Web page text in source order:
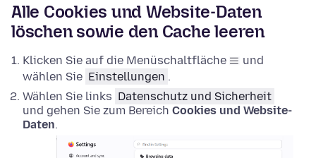
Alle Cookies und Website-Daten
löschen sowie den Cache leeren
Klicken Sie auf die Menüschaltfläche
und
wählen Sie Einstellungen .
Wählen Sie links Datenschutz und Sicherheit
und gehen Sie zum Bereich Cookies und Website-
Daten.